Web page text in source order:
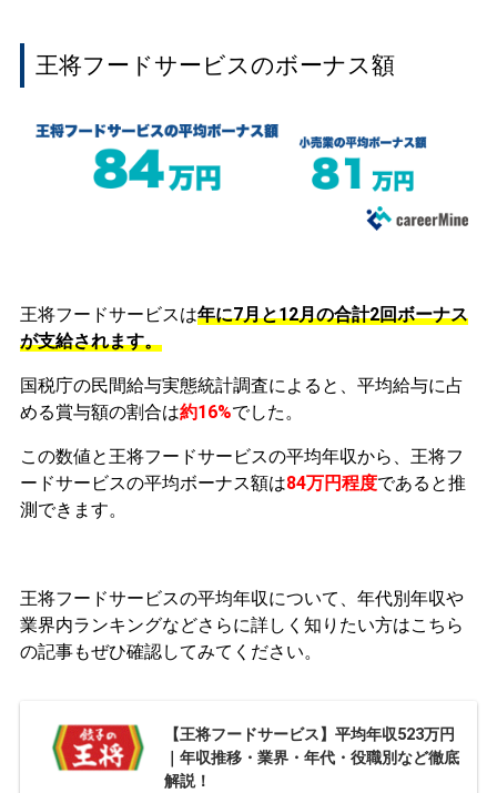
王将フードサービスのボーナス額
王将フードサービスは年に7月と12月の合計2回ボーナス
が支給されます。
国税庁の民間給与実態統計調査によると、平均給与に占
める賞与額の割合は約16%でした。
この数値と王将フードサービスの平均年収から、王将フ
ードサービスの平均ボーナス額は84万円程度であると推
測できます。
王将フードサービスの平均年収について、年代別年収や
業界内ランキングなどさらに詳しく知りたい方はこちら
の記事もぜひ確認してみてください。
【王将フードサービス】平均年収523万円
｜年収推移・業界・年代・役職別など徹底
解説！